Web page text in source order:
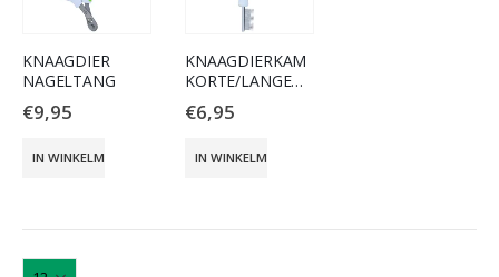
KNAAGDIER
NAGELTANG
€9,95
IN WINKELMAND
KNAAGDIERKAM
KORTE/LANGE
TANDEN
€6,95
IN WINKELMAND